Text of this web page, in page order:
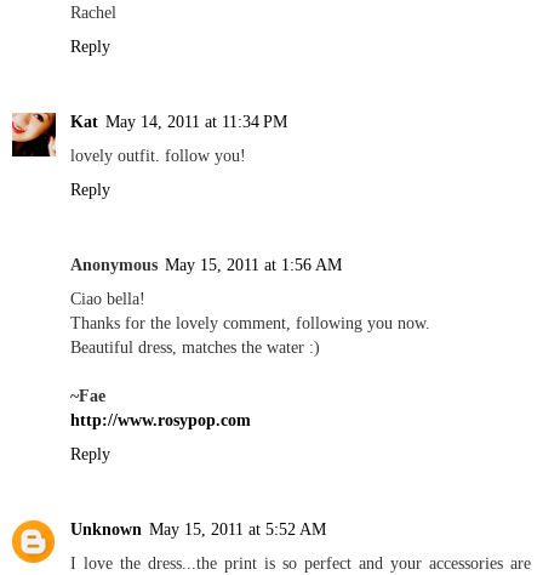
Rachel
Reply
Kat May 14, 2011 at 11:34 PM
lovely outfit. follow you!
Reply
Anonymous May 15, 2011 at 1:56 AM
Ciao bella!
Thanks for the lovely comment, following you now.
Beautiful dress, matches the water :)
~Fae
http://www.rosypop.com
Reply
Unknown May 15, 2011 at 5:52 AM
I love the dress...the print is so perfect and your accessories are